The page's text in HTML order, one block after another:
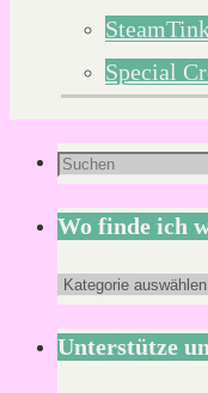
Special
Suchen
nach:
Wo finde ich
Wo
finde
ich
Unterstütze